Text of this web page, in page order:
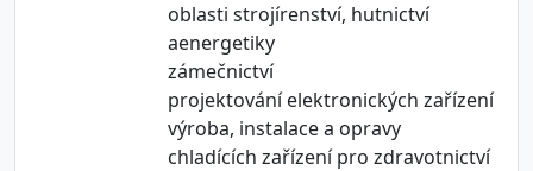
oblasti strojírenství, hutnictví
aenergetiky
zámečnictví
projektování elektronických zařízení
výroba, instalace a opravy
chladících zařízení pro zdravotnictví